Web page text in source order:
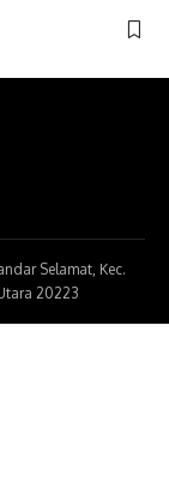
Selamat, Kec.
20223